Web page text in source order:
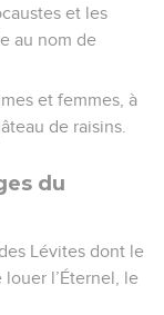
et les
au nom de
et femmes, à
de raisins.
du
Lévites dont le
l’Éternel, le